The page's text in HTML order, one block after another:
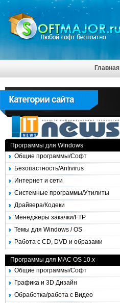
Главная
Программы для Windows
Общие программы/Софт
Безопастность/Antivirus
Интернет и сети
Системные программы/Утилиты
Драйвера/Кодеки
Менеджеры закачки/FTP
Темы для Windows / OS
Работа с CD, DVD и образами
Программы для MAC OS 10.x
Общие программы/Софт
Графика и 3D Дизайн
Обработка/работа с Видео